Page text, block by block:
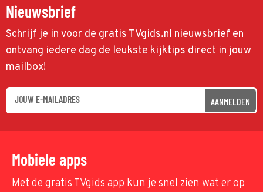
Nieuwsbrief
Schrijf je in voor de gratis TVgids.nl nieuwsbrief en
ontvang iedere dag de leukste kijktips direct in jouw
mailbox!
AANMELDEN
Mobiele apps
Met de gratis TVgids app kun je snel zien wat er op